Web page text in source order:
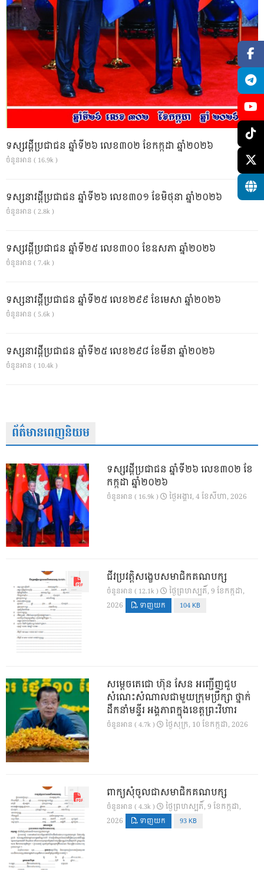
ទស្សវដ្តីប្រជាជន ឆ្នាំទី២៦ លេខ៣០២ ខែកក្កដា ឆ្នាំ២០២៦
ចំនួនអាន ( 16.9k )
ទស្សនាវដ្ដីប្រជាជន ឆ្នាំទី២៦ លេខ៣០១ ខែមិថុនា ឆ្នាំ២០២៦
ចំនួនអាន ( 2.8k )
ទស្សវដ្តីប្រជាជន ឆ្នាំទី២៥ លេខ៣០០ ខែឧសភា ឆ្នាំ២០២៦
ចំនួនអាន ( 7.4k )
ទស្សនាវដ្ដីប្រជាជន ឆ្នាំទី២៥ លេខ២៩៩ ខែមេសា ឆ្នាំ២០២៦
ចំនួនអាន ( 5.6k )
ទស្សនាវដ្ដីប្រជាជន ឆ្នាំទី២៥ លេខ២៩៨ ខែមីនា ឆ្នាំ២០២៦
ចំនួនអាន ( 10.4k )
ព័ត៌មានពេញនិយម
ទស្សវដ្តីប្រជាជន ឆ្នាំទី២៦ លេខ៣០២ ខែ
កក្កដា ឆ្នាំ២០២៦
ចំនួនអាន ( 16.9k ) ថ្ងៃ​អង្គារ, 4 ខែ​សីហា, 2026
ជីវប្រវត្តិសង្ខេបសមាជិកគណបក្ស
ចំនួនអាន ( 12.1k )
ថ្ងៃ​ព្រហស្បតិ៍, 9 ខែ​កក្កដា,
2026
ទាញយក 104 KB
សម្តេចតេជោ ហ៊ុន សែន អញ្ជើញជួប
សំណេះសំណាលជាមួយក្រុមប្រឹក្សា ថ្នាក់
ដឹកនាំមន្ទីរ អង្គភាពក្នុងខេត្តព្រះវិហារ
ចំនួនអាន ( 4.7k ) ថ្ងៃ​សុក្រ, 10 ខែ​កក្កដា, 2026
ពាក្យសុំចូលជាសមាជិកគណបក្ស
ចំនួនអាន ( 4.3k )
ថ្ងៃ​ព្រហស្បតិ៍, 9 ខែ​កក្កដា,
2026
ទាញយក 93 KB